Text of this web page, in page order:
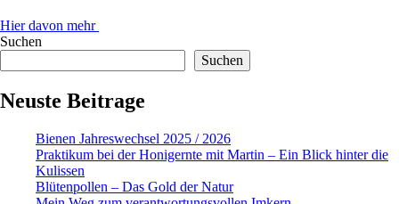
Hier davon mehr
Suchen
Suchen
Neuste Beitrage
Bienen Jahreswechsel 2025 / 2026
Praktikum bei der Honigernte mit Martin – Ein Blick hinter die
Kulissen
Blütenpollen – Das Gold der Natur